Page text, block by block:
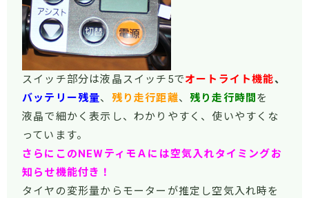
スイッチ部分は液晶スイッチ5でオートライト機能、
バッテリー残量、 残り走行距離、残り走行時間を
液晶で細かく表示し、わかりやすく、使いやすくな
っています。
さらにこのNEWティモＡには空気入れタイミングお
知らせ機能付き！
タイヤの変形量からモーターが推定し空気入れ時を